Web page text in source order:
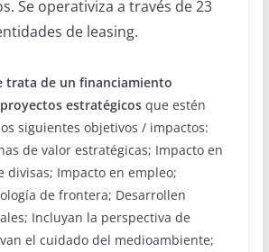
Se operativiza a través de 23
de leasing.
trata de un financiamiento
estratégicosque estén
siguientes objetivos / impactos:
de valor estratégicas; Impacto en
divisas; Impacto en empleo;
de frontera; Desarrollen
Incluyan la perspectiva de
el cuidado del medioambiente;